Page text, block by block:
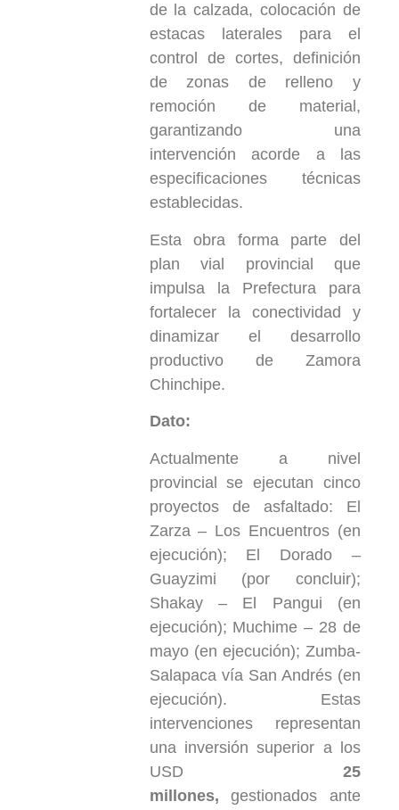
de la calzada, colocación de
estacas laterales para el
control de cortes, definición
de zonas de relleno y
remoción de material,
garantizando una
intervención acorde a las
especificaciones técnicas
establecidas.
Esta obra forma parte del
plan vial provincial que
impulsa la Prefectura para
fortalecer la conectividad y
dinamizar el desarrollo
productivo de Zamora
Chinchipe.
Dato:
Actualmente a nivel
provincial se ejecutan cinco
proyectos de asfaltado: El
Zarza – Los Encuentros (en
ejecución); El Dorado –
Guayzimi (por concluir);
Shakay – El Pangui (en
ejecución); Muchime – 28 de
mayo (en ejecución); Zumba-
Salapaca vía San Andrés (en
ejecución). Estas
intervenciones representan
una inversión superior a los
USD25
millones, gestionados ante